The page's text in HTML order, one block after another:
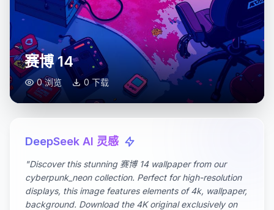
赛博 14
0 浏览 0 下载
DeepSeek AI 灵感
"Discover this stunning 赛博 14 wallpaper from our
cyberpunk_neon collection. Perfect for high-resolution
displays, this image features elements of 4k, wallpaper,
background. Download the 4K original exclusively on